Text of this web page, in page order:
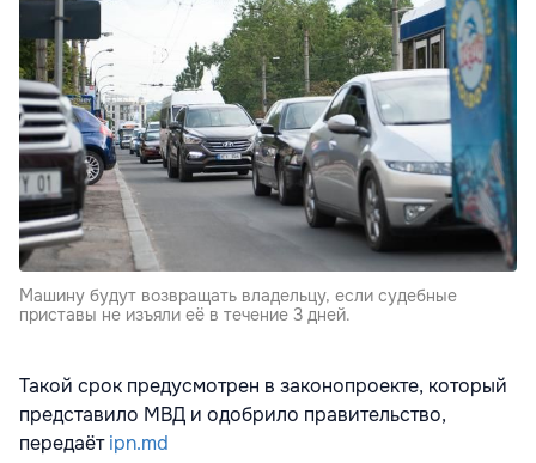
Машину будут возвращать владельцу, если судебные
приставы не изъяли её в течение 3 дней.
Такой срок предусмотрен в законопроекте, который
представило МВД и одобрило правительство,
передаётipn.md